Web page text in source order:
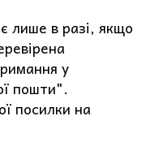
лише в разі, якщо
у
пошти".
посилки на